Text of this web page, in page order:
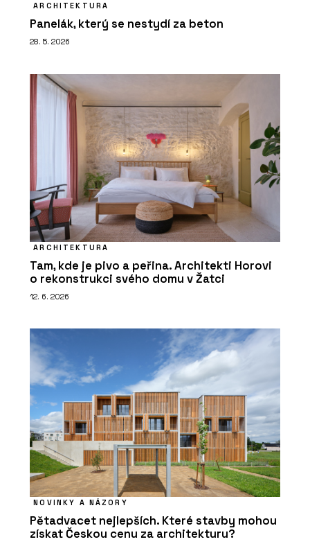
ARCHITEKTURA
Panelák, který se nestydí za beton
28. 5. 2026
ARCHITEKTURA
Tam, kde je pivo a peřina. Architekti Horovi
o rekonstrukci svého domu v Žatci
12. 6. 2026
NOVINKY A NÁZORY
Pětadvacet nejlepších. Které stavby mohou
získat Českou cenu za architekturu?